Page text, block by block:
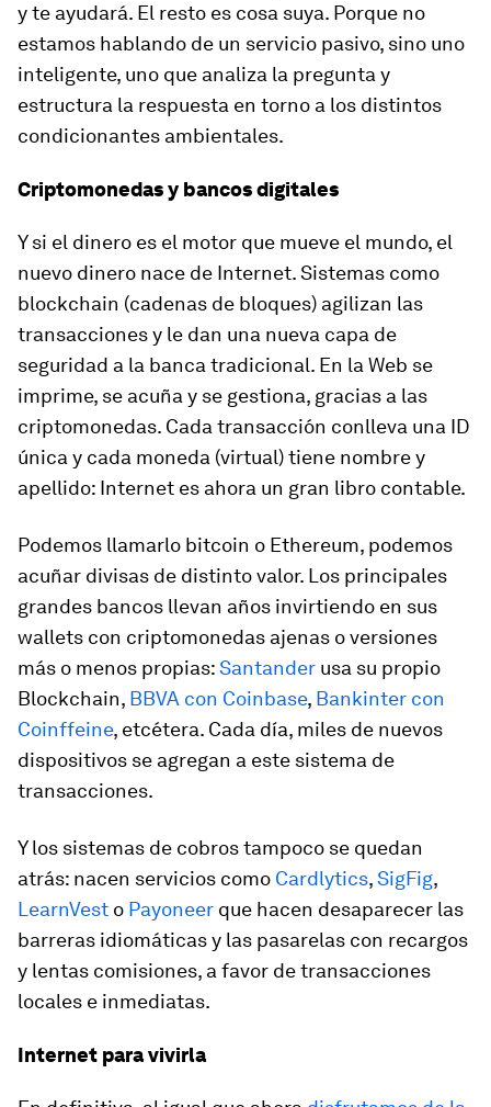
y te ayudará. El resto es cosa suya. Porque no
estamos hablando de un servicio pasivo, sino uno
inteligente, uno que analiza la pregunta y
estructura la respuesta en torno a los distintos
condicionantes ambientales.
Criptomonedas y bancos digitales
Y si el dinero es el motor que mueve el mundo, el
nuevo dinero nace de Internet. Sistemas como
blockchain (cadenas de bloques) agilizan las
transacciones y le dan una nueva capa de
seguridad a la banca tradicional. En la Web se
imprime, se acuña y se gestiona, gracias a las
criptomonedas. Cada transacción conlleva una ID
única y cada moneda (virtual) tiene nombre y
apellido: Internet es ahora un gran libro contable.
Podemos llamarlo bitcoin o Ethereum, podemos
acuñar divisas de distinto valor. Los principales
grandes bancos llevan años invirtiendo en sus
wallets con criptomonedas ajenas o versiones
más o menos propias:Santander usa su propio
Blockchain, BBVA con Coinbase, Bankinter con
Coinffeine, etcétera. Cada día, miles de nuevos
dispositivos se agregan a este sistema de
transacciones.
Y los sistemas de cobros tampoco se quedan
atrás: nacen servicios como Cardlytics,SigFig,
LearnVest o Payoneer que hacen desaparecer las
barreras idiomáticas y las pasarelas con recargos
y lentas comisiones, a favor de transacciones
locales e inmediatas.
Internet para vivirla